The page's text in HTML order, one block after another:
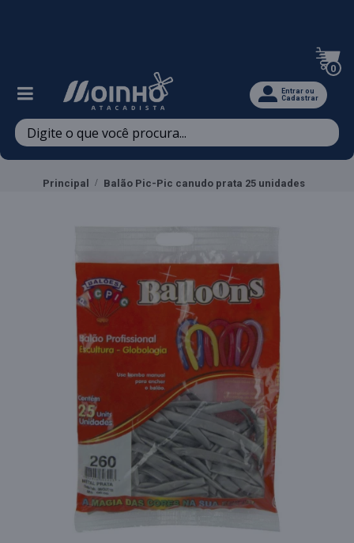
0
Entrar ou
Cadastrar
Principal Balão Pic-Pic canudo prata 25 unidades